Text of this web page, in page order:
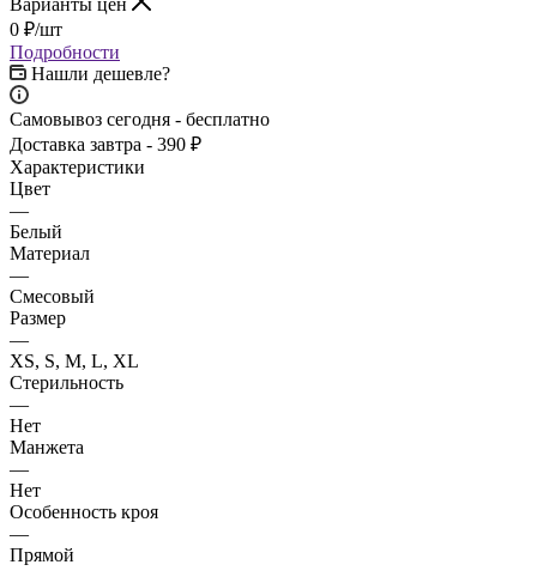
0 ₽/шт
Подробности
Нашли дешевле?
Самовывоз сегодня - бесплатно
Доставка завтра - 390 ₽
Характеристики
Цвет
—
Белый
Материал
—
Смесовый
Размер
—
XS, S, M, L, XL
Стерильность
—
Нет
Манжета
—
Нет
Особенность кроя
—
Прямой